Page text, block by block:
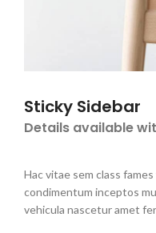
Sticky Sidebar
Details available
Hac vitae sem class
condimentum inceptos
vehicula nascetur amet